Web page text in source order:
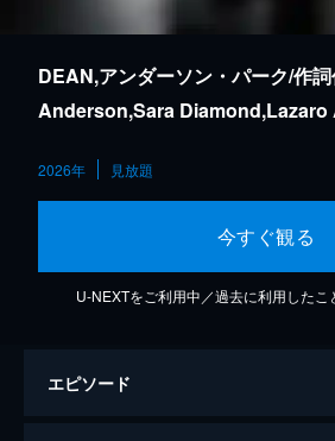
DEAN,アンダーソン・パーク/作
Anderson,Sara Diamond,Lazaro
2026年 見放題
今すぐ観る
U-NEXTをご利用中／過去に利用したこ
エピソード